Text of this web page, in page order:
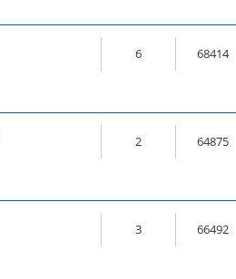
6 68414
2 64875
3 66492